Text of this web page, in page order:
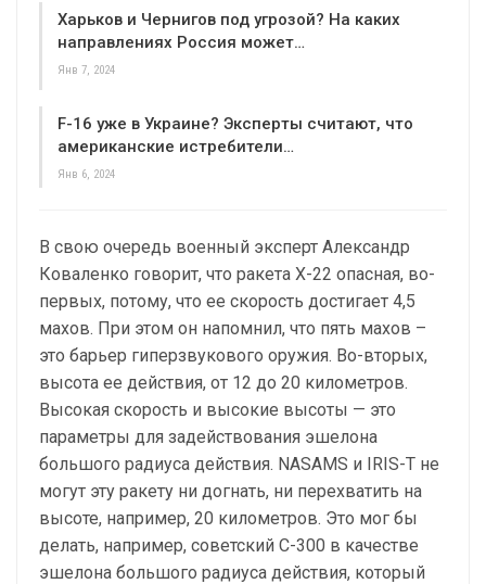
Харьков и Чернигов под угрозой? На каких
направлениях Россия может…
Янв 7, 2024
F-16 уже в Украине? Эксперты считают, что
американские истребители…
Янв 6, 2024
В свою очередь военный эксперт Александр
Коваленко говорит, что ракета Х-22 опасная, во-
первых, потому, что ее скорость достигает 4,5
махов. При этом он напомнил, что пять махов –
это барьер гиперзвукового оружия. Во-вторых,
высота ее действия, от 12 до 20 километров.
Высокая скорость и высокие высоты — это
параметры для задействования эшелона
большого радиуса действия. NASAMS и IRIS-T не
могут эту ракету ни догнать, ни перехватить на
высоте, например, 20 километров. Это мог бы
делать, например, советский С-300 в качестве
эшелона большого радиуса действия, который